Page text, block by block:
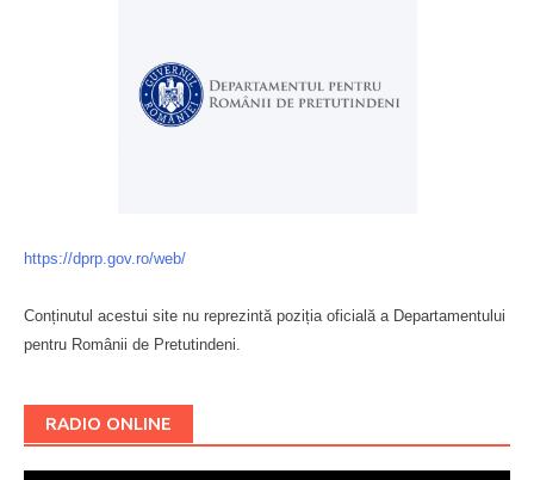
https://dprp.gov.ro/web/
Conținutul acestui site nu reprezintă poziția oficială a Departamentului
pentru Românii de Pretutindeni.
RADIO ONLINE